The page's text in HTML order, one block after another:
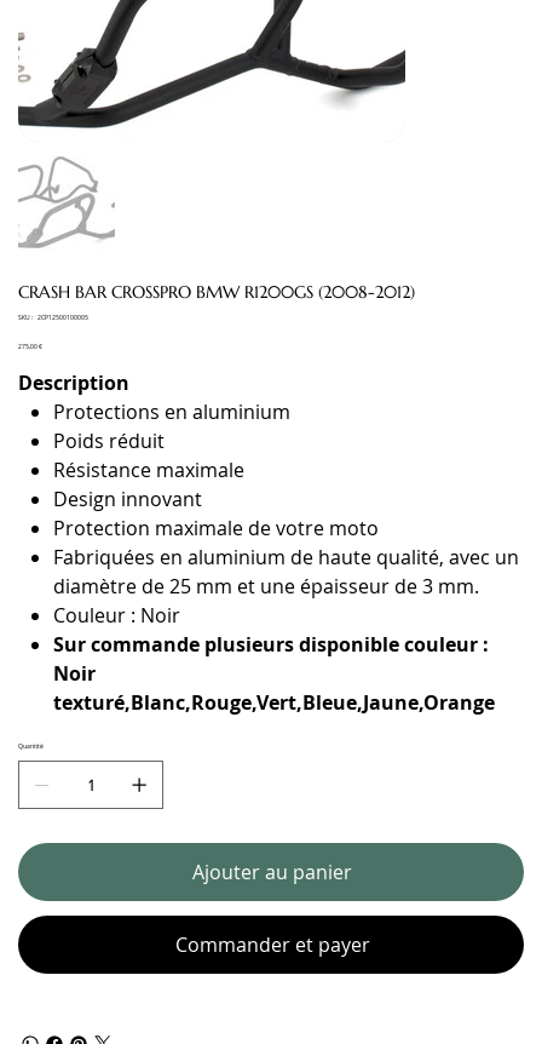
CRASH BAR CROSSPRO BMW R1200GS (2008-2012)
SKU : SKU
2CP12500100005
Prix
275,00 €
Description
Protections en aluminium
Poids réduit
Résistance maximale
Design innovant
Protection maximale de votre moto
Fabriquées en aluminium de haute qualité, avec un
diamètre de 25 mm et une épaisseur de 3 mm.
Couleur : Noir
Sur commande plusieurs disponible couleur :
Noir
texturé,Blanc,Rouge,Vert,Bleue,Jaune,Orange
Quantité
Ajouter au panier
Commander et payer